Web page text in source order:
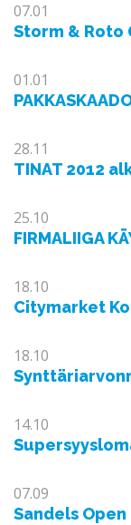
07.01
Storm & Roto
01.01
28.11
TINAT 2012
25.10
FIRMALIIGA
18.10
Citymarket
18.10
14.10
07.09
Sandels Open